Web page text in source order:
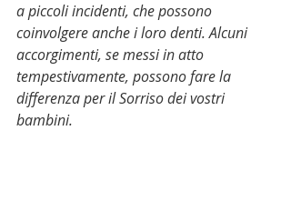
a piccoli incidenti, che possono
coinvolgere anche i loro denti. Alcuni
accorgimenti, se messi in atto
tempestivamente, possono fare la
differenza per il Sorriso dei vostri
bambini.